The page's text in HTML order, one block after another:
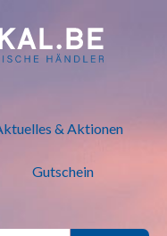
lokalen
& Aktionen
Gutschein